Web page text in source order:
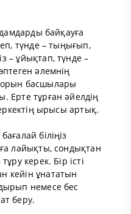
байқауға
түнде – тыңығып,
– ұйықтап, түнде –
әлемнің
басшылары
Ерте тұрған әйелдің
ырысы артық.
біліңіз
лайықты, сондықтан
керек. Бір істі
кейін ұнататын
немесе бес
беру.